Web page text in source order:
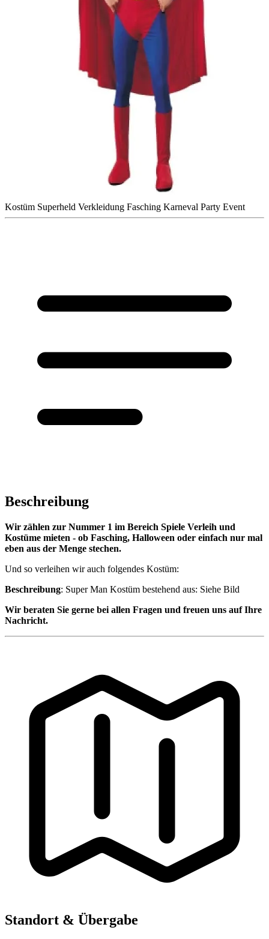
Kostüm Superheld Verkleidung Fasching Karneval Party Event
Beschreibung
Wir zählen zur Nummer 1 im Bereich Spiele Verleih und
Kostüme mieten - ob Fasching, Halloween oder einfach nur mal
eben aus der Menge stechen.
Und so verleihen wir auch folgendes Kostüm:
Beschreibung: Super Man Kostüm bestehend aus: Siehe Bild
Wir beraten Sie gerne bei allen Fragen und freuen uns auf Ihre
Nachricht.
Standort & Übergabe